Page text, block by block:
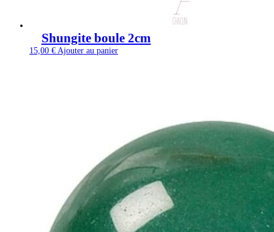
Shungite boule 2cm
15,00 € Ajouter au panier